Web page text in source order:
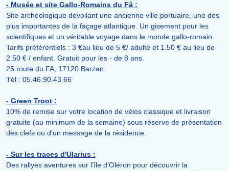
- Musée et site Gallo-Romains du Fâ :
Site archéologique dévoilant une ancienne ville portuaire, une des
plus importantes de la façage atlantique. Un gisement pour les
scientifiques et un véritable voyage dans le monde gallo-romain.
Tarifs préférentiels : 3 €au lieu de 5 €/ adulte et 1.50 € au lieu de
2.50 € / enfant. Gratuit pour les - de 8 ans.
25 route du FA, 17120 Barzan
Tél : 05.46.90.43.66
- Green Troot :
10% de remise sur votre location de vélos classique et livraison
gratuite (au minimum de la semaine) sous réserve de présentation
des clefs ou d'un message de la résidence.
- Sur les traces d'Ularius :
Des rallyes aventures sur l’île d’Oléron pour découvrir la